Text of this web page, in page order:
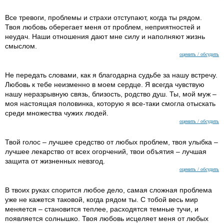
Все тревоги, проблемы и страхи отступают, когда ты рядом.
Твоя любовь оберегает меня от проблем, неприятностей и
неудач. Наши отношения дают мне силу и наполняют жизнь
смыслом.
оценить / обсудить
Не передать словами, как я благодарна судьбе за нашу встречу.
Любовь к тебе неизменно в моем сердце. Я всегда чувствую
нашу неразрывную связь, близость, родство душ. Ты, мой муж –
моя настоящая половинка, которую я все-таки смогла отыскать
среди множества чужих людей.
оценить / обсудить
Твой голос – лучшее средство от любых проблем, твоя улыбка –
лучшее лекарство от всех огорчений, твои объятия – лучшая
защита от жизненных невзгод.
оценить / обсудить
В твоих руках спорится любое дело, самая сложная проблема
уже не кажется таковой, когда рядом ты. С тобой весь мир
меняется – становится теплее, расходятся темные тучи, и
появляется солнышко. Твоя любовь исцеляет меня от любых